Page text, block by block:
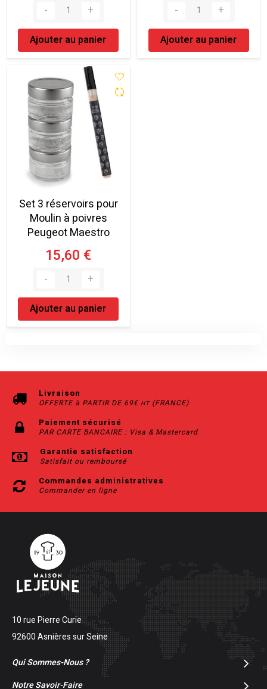
Ajouter au panier Ajouter au panier
Set 3 réservoirs pour
Moulin à poivres
Peugeot Maestro
15,60 €
Ajouter au panier
Livraison
OFFERTE à PARTIR DE 69€ HT(FRANCE)
Paiement sécurisé
PAR CARTE BANCAIRE : Visa & Mastercard
Garantie satisfaction
Satisfait ou remboursé
Commandes administratives
Commander en ligne
10 rue Pierre Curie
92600 Asnières sur Seine
Qui Sommes-Nous ?
Notre Savoir-Faire